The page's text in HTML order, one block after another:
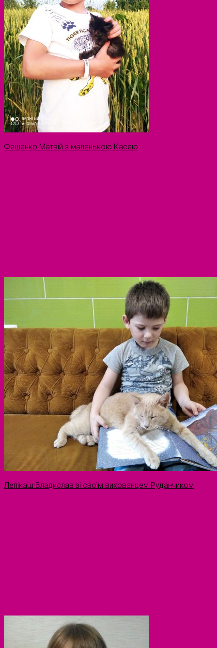
Фещенко Матвій з маленькою Касею
Лепікаш Владислав зі своїм вихованцем Руданчиком